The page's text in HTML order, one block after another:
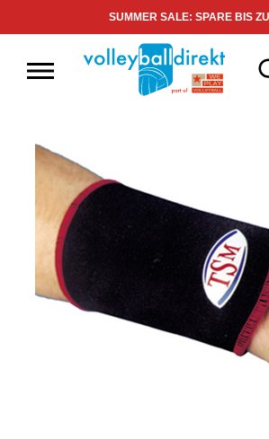
SUMMER SALE: SPARE BIS